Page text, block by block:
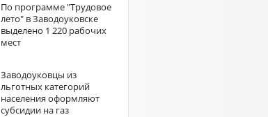
По программе "Трудовое
лето" в Заводоуковске
выделено 1 220 рабочих
мест
Заводоуковцы из
льготных категорий
населения оформляют
субсидии на газ